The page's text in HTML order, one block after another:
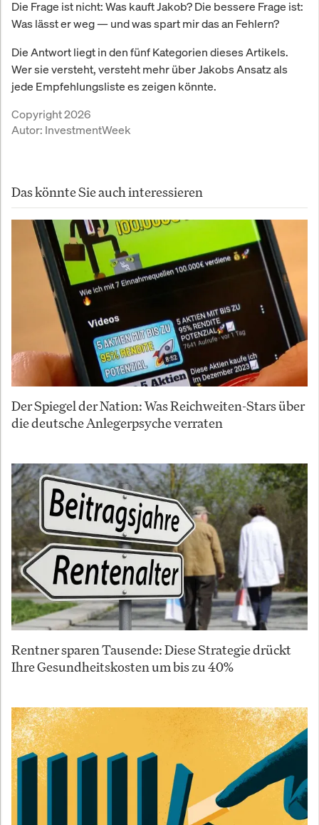
Die Frage ist nicht: Was kauft Jakob? Die bessere Frage ist:
Was lässt er weg — und was spart mir das an Fehlern?
Die Antwort liegt in den fünf Kategorien dieses Artikels.
Wer sie versteht, versteht mehr über Jakobs Ansatz als
jede Empfehlungsliste es zeigen könnte.
Copyright 2026
Autor: InvestmentWeek
Das könnte Sie auch interessieren
Der Spiegel der Nation: Was Reichweiten-Stars über
die deutsche Anlegerpsyche verraten
Rentner sparen Tausende: Diese Strategie drückt
Ihre Gesundheitskosten um bis zu 40%